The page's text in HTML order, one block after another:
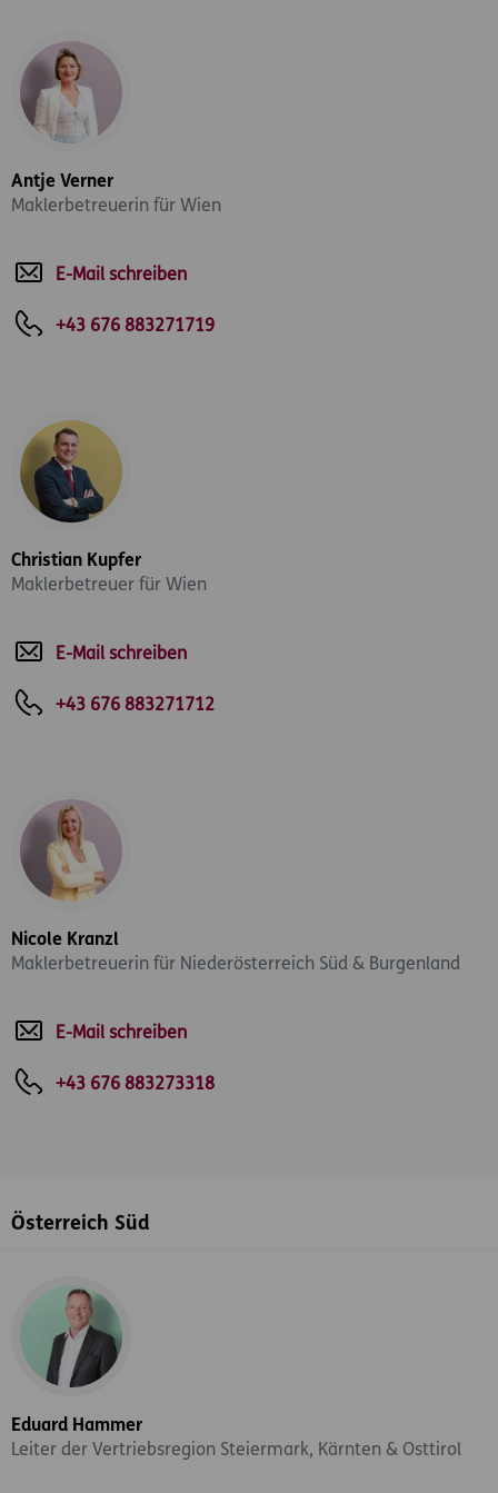
Antje Verner
Maklerbetreuerin für Wien
E-Mail schreiben
+43 676 883271719
Christian Kupfer
Maklerbetreuer für Wien
E-Mail schreiben
+43 676 883271712
Nicole Kranzl
Maklerbetreuerin für Niederösterreich Süd & Burgenland
E-Mail schreiben
+43 676 883273318
Österreich Süd
Eduard Hammer
Leiter der Vertriebsregion Steiermark, Kärnten & Osttirol